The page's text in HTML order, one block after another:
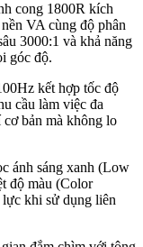
cong 1800R kích
VA cùng độ phân
3000:1 và khả năng
góc độ.
kết hợp tốc độ
cầu làm việc đa
bản mà không lo
ánh sáng xanh (Low
độ màu (Color
khi sử dụng liên